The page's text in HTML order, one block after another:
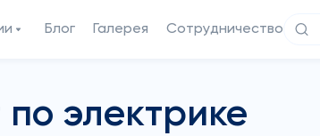
Блог Галерея Сотрудничество
электрике